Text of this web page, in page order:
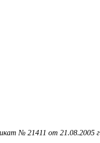
№ 21411 от 21.08.2005 г